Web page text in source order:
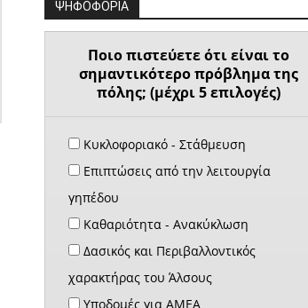
ΨΗΦΟΦΟΡΙΑ
Ποιο πιστεύετε ότι είναι το
σημαντικότερο πρόβλημα της
πόλης; (μέχρι 5 επιλογές)
Κυκλοφοριακό - Στάθμευση
Επιπτώσεις από την λειτουργία
γηπέδου
Καθαριότητα - Ανακύκλωση
Δασικός και Περιβαλλοντικός
χαρακτήρας του Άλσους
Υποδομές για ΑΜΕΑ